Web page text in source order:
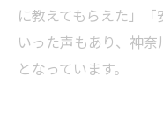
に教えてもらえた」
いった声もあり、神
となっています。